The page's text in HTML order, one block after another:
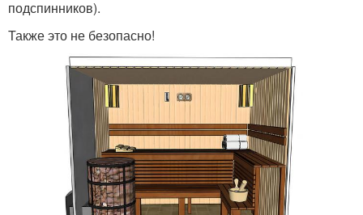
подспинников).
Также это не безопасно!